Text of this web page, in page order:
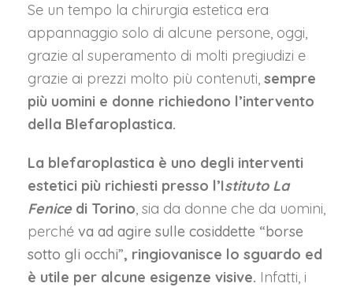
Se un tempo la chirurgia estetica era
appannaggio solo di alcune persone, oggi,
grazie al superamento di molti pregiudizi e
grazie ai prezzi molto più contenuti, sempre
più uomini e donne richiedono l’intervento
della Blefaroplastica.
La blefaroplastica è uno degli interventi
estetici più richiesti presso l’Istituto La
Fenicedi Torino, sia da donne che da uomini,
perché va ad agire sulle cosiddette “borse
sotto gli occhi”, ringiovanisce lo sguardo ed
è utile per alcune esigenze visive. Infatti, i